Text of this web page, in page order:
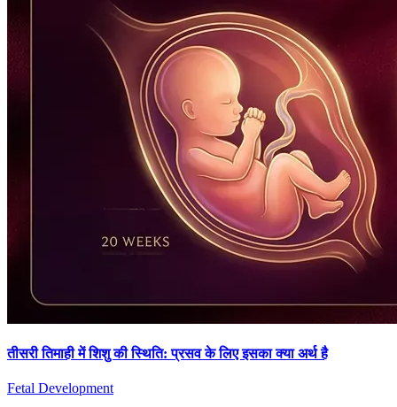
तीसरी तिमाही में शिशु की स्थिति: प्रसव के लिए इसका क्या अर्थ है
Fetal Development